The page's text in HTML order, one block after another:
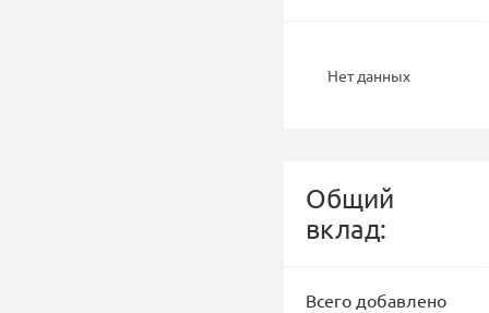
Нет данных
Общий
вклад:
Всего добавлено